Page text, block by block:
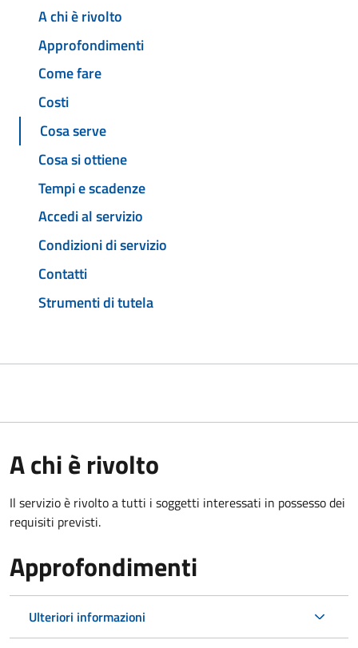
A chi è rivolto
Approfondimenti
Come fare
Costi
Cosa serve
Cosa si ottiene
Tempi e scadenze
Accedi al servizio
Condizioni di servizio
Contatti
Strumenti di tutela
A chi è rivolto
Il servizio è rivolto a tutti i soggetti interessati in possesso dei
requisiti previsti.
Approfondimenti
Ulteriori informazioni